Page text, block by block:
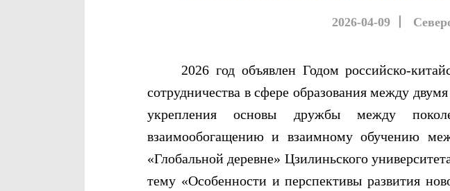
2026-04-09
2026 год объявлен Годом российско-
сотрудничества в сфере образования между
укрепления основы дружбы между
взаимообогащению и взаимному обучению
«Глобальной деревне» Цзилиньского
тему «Особенности и перспективы развития